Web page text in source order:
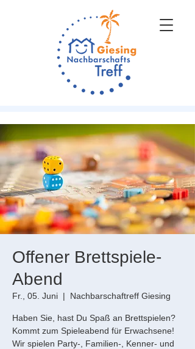
Offener Brettspiele-
Abend
Fr., 05. Juni
  |
Nachbarschaftreff Giesing
Haben Sie, hast Du Spaß an Brettspielen?
Kommt zum Spieleabend für Erwachsene!
Wir spielen Party-, Familien-, Kenner- und